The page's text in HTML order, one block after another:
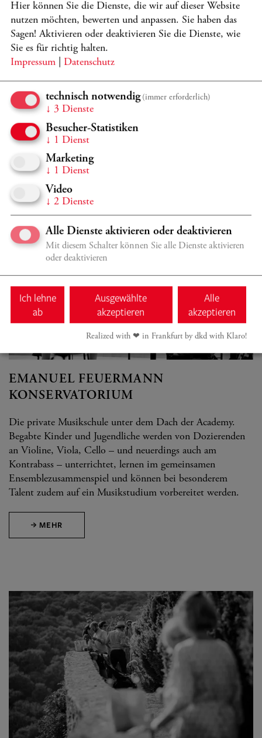
Nicht nur individuell konzertieren unsere Studierenden in
den bedeutendsten Konzertsälen weltweit, sondern auch
im Academy-Verbund – und tragen so den besonderen
„Spirit“ der Academy in die Welt.
MEHR
EMANUEL FEUERMANN
KONSERVATORIUM
Die private Musikschule unter dem Dach der Academy.
Begabte Kinder und Jugendliche werden von Dozierenden
an Violine, Viola, Cello – und neuerdings auch am
Kontrabass – unterrichtet, lernen im gemeinsamen
Ensemblezusammenspiel und können bei besonderem
Talent zudem auf ein Musikstudium vorbereitet werden.
MEHR
Hier können Sie die Dienste, die wir auf dieser Website
nutzen möchten, bewerten und anpassen. Sie haben das
Sagen! Aktivieren oder deaktivieren Sie die Dienste, wie
Sie es für richtig halten.
Impressum
Datenschutz
technisch notwendig (immer erforderlich)
↓ 3 Dienste
Besucher-Statistiken
↓ 1 Dienst
Marketing
↓ 1 Dienst
Video
↓ 2 Dienste
Alle Dienste aktivieren oder deaktivieren
Mit diesem Schalter können Sie alle Dienste aktivieren
oder deaktivieren
Ich lehne
ab
Ausgewählte
akzeptieren
Alle
akzeptieren
Realized with ❤︎ in Frankfurt by dkd with Klaro!